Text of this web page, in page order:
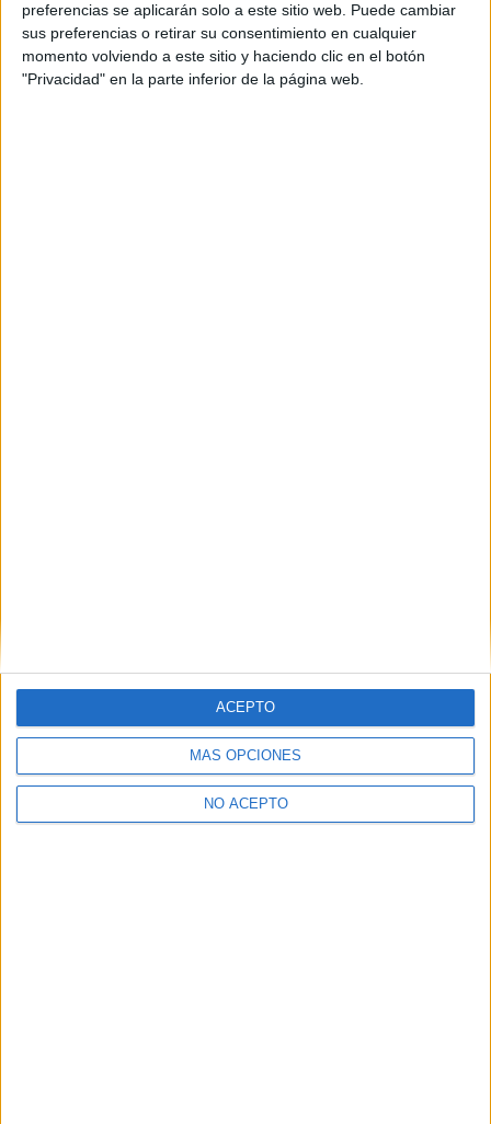
preferencias se aplicarán solo a este sitio web. Puede cambiar
sus preferencias o retirar su consentimiento en cualquier
momento volviendo a este sitio y haciendo clic en el botón
"Privacidad" en la parte inferior de la página web.
MÁS OPCIONES
NO ACEPTO
ACEPTO
Términos y Condiciones de Uso
Aceptolos Términos y Condicionesde uso*
Y como regalo de agradecimiento, por registrarte te daremos
gratis una copia de nuestro ebook con 100 consejos para tu
primer año de universidad